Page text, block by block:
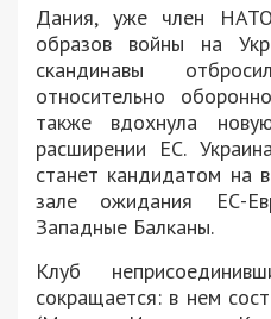
Дания, уже член
образов войны на
скандинавы
относительно
также вдохнула
расширении ЕС.
станет кандидатом на
зале ожидания ЕС-
Западные Балканы.
Клуб
сокращается: в нем